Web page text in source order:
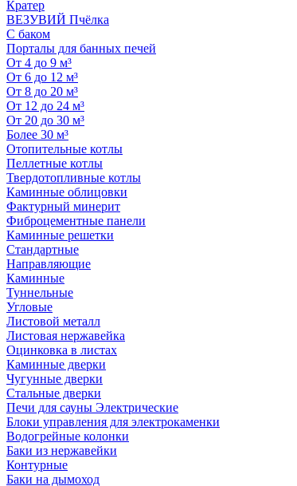
Кратер
ВЕЗУВИЙ Пчёлка
С баком
Порталы для банных печей
От 4 до 9 м³
От 6 до 12 м³
От 8 до 20 м³
От 12 до 24 м³
От 20 до 30 м³
Более 30 м³
Отопительные котлы
Пеллетные котлы
Твердотопливные котлы
Каминные облицовки
Фактурный минерит
Фиброцементные панели
Каминные решетки
Стандартные
Направляющие
Каминные
Туннельные
Угловые
Листовой металл
Листовая нержавейка
Оцинковка в листах
Каминные дверки
Чугунные дверки
Стальные дверки
Печи для сауны Электрические
Блоки управления для электрокаменки
Водогрейные колонки
Баки из нержавейки
Контурные
Баки на дымоход